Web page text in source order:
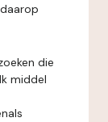
die
middel